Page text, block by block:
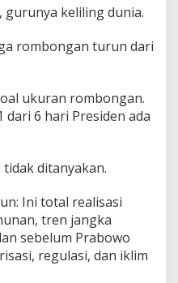
keliling dunia.
rombongan turun dari
ukuran rombongan.
dari 6 hari Presiden ada
ditanyakan.
Ini total realisasi
tren jangka
sebelum Prabowo
regulasi, dan iklim